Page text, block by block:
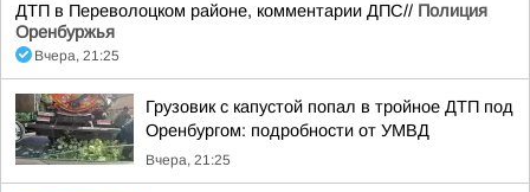
ДТП в Переволоцком районе, комментарии ДПС// Полиция
Оренбуржья
Вчера, 21:25
Грузовик с капустой попал в тройное ДТП под
Оренбургом: подробности от УМВД
Вчера, 21:25